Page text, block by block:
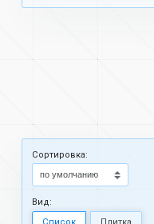
Cортировка:
Вид: